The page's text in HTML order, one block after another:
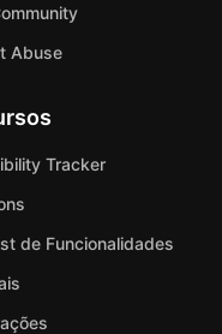
Abuse
Tracker
de Funcionalidades